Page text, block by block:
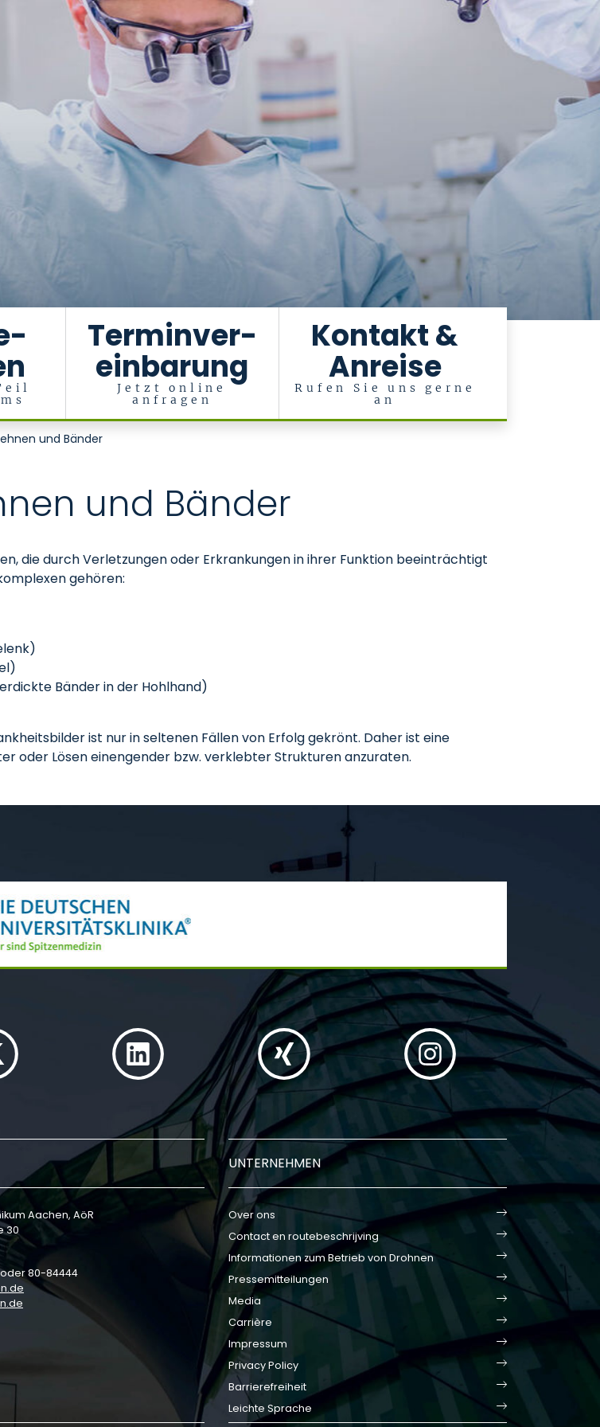
Terminver-
einbarung
Jetzt online
anfragen
Kontakt &
Anreise
Rufen Sie uns gerne
an
und Bänder
und Bänder
die durch Verletzungen oder Erkrankungen in ihrer Funktion beeinträchtigt
gehören:
Bänder in der Hohlhand)
ist nur in seltenen Fällen von Erfolg gekrönt. Daher ist eine
oder Lösen einengender bzw. verklebter Strukturen anzuraten.
Aachen, AöR
30
oder 80-84444
de
UNTERNEHMEN
Over ons
Contact en routebeschrijving
Informationen zum Betrieb von Drohnen
Pressemitteilungen
Media
Carrière
Impressum
Privacy Policy
Barrierefreiheit
Leichte Sprache